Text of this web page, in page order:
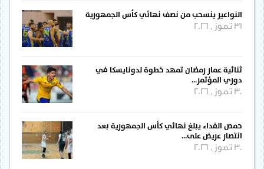
النواعير ينسحب من نصف نهائي كأس الجمهورية
31 تموز , 2026
ثنائية عمار رمضان تمهد خطوة لدونايسكا في
دوري المؤتمر…
30 تموز , 2026
حمص الفداء يبلغ نهائي كأس الجمهورية بعد
انتصار عريض على…
30 تموز , 2026